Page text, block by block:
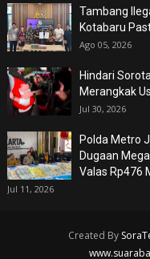
Tambang
Kotabaru
Ago 05, 2026
Hindari
Merangkak
Jul 30, 2026
Polda Metro
Dugaan
Valas Rp476
Jul 11, 2026
Created By